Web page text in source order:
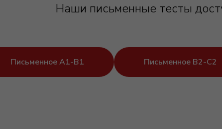
Наши письменные тесты
Письменное A1-B1 Письменное B2-C2